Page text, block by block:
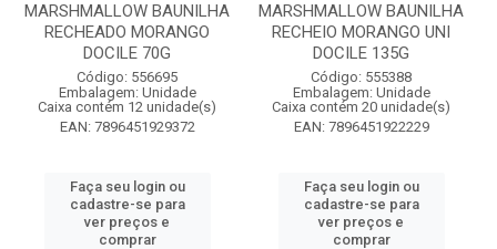
MARSHMALLOW BAUNILHA
RECHEADO MORANGO
DOCILE 70G
Código: 556695
Embalagem: Unidade
Caixa contém 12 unidade(s)
EAN: 7896451929372
Faça seu login ou
cadastre-se para
ver preços e
comprar
MARSHMALLOW BAUNILHA
RECHEIO MORANGO UNI
DOCILE 135G
Código: 555388
Embalagem: Unidade
Caixa contém 20 unidade(s)
EAN: 7896451922229
Faça seu login ou
cadastre-se para
ver preços e
comprar